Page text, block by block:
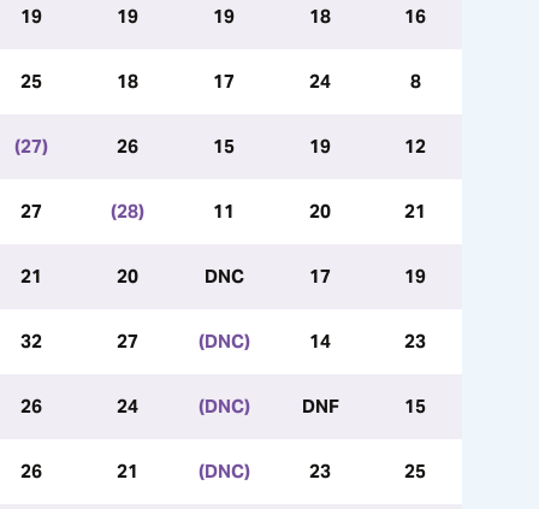
19 19 19 18 16
25 18 17 24 8
(27) 26 15 19 12
27 (28) 11 20 21
21 20 DNC 17 19
32 27 (DNC) 14 23
26 24 (DNC) DNF 15
26 21 (DNC) 23 25